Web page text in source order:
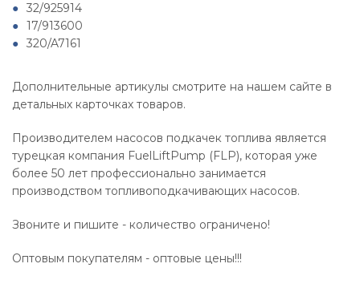
32/925914
17/913600
320/A7161
Дополнительные артикулы смотрите на нашем сайте в
детальных карточках товаров.
Производителем насосов подкачек топлива является
турецкая компания FuelLiftPump (FLP), которая уже
более 50 лет профессионально занимается
производством топливоподкачивающих насосов.
Звоните и пишите - количество ограничено!
Оптовым покупателям - оптовые цены!!!